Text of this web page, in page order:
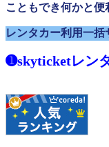
こともでき何かと便
レンタカー利用一括
➊skyticketレン